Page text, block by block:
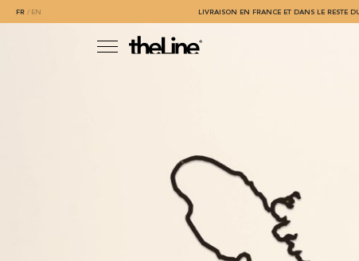
FR EN LIVRAISON EN FRANCE ET DANS LE RESTE